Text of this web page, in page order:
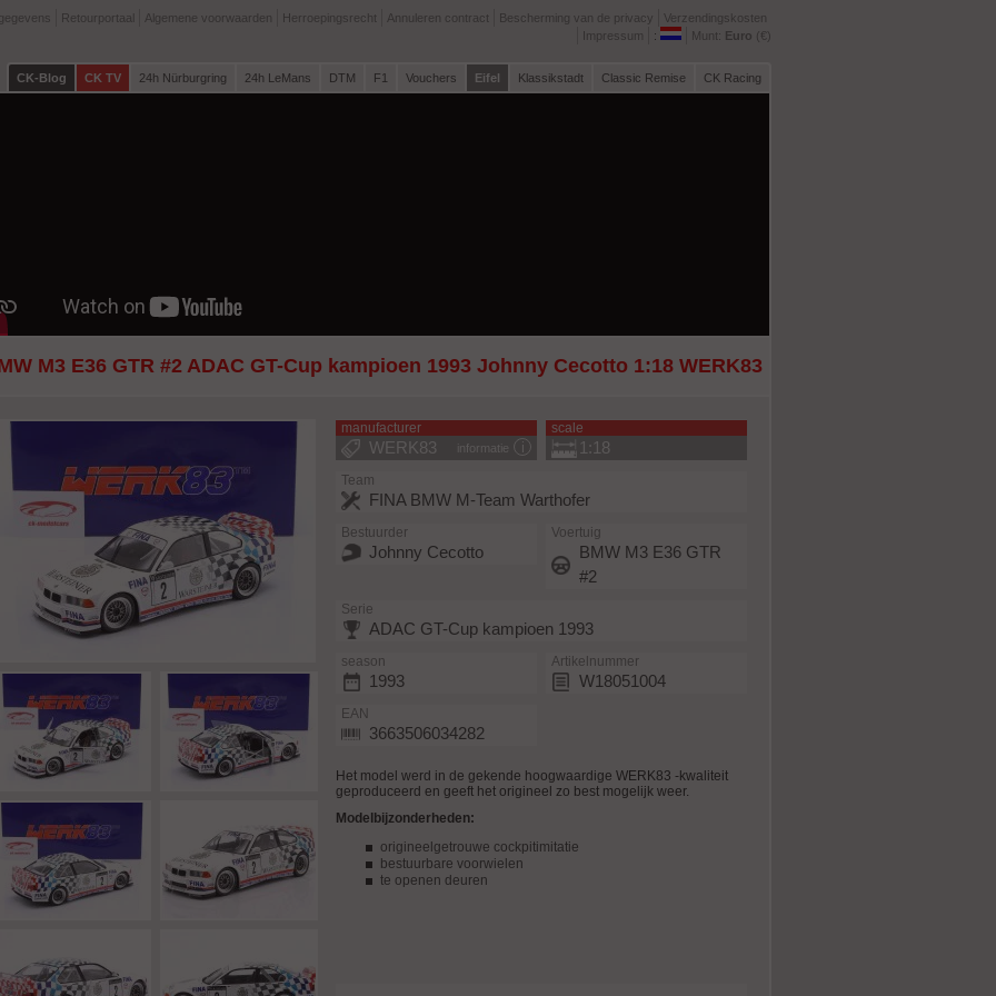
Retourportaal Algemene voorwaarden Herroepingsrecht Annuleren contract Bescherming van de privacy
Verzendingskosten
Impressum
: Munt: Euro (€)
CK-Blog CK TV 24h Nürburgring 24h LeMans DTM F1 Vouchers Eifel Klassikstadt Classic Remise CK Racing
M3 E36 GTR #2 ADAC GT-Cup kampioen 1993 Johnny Cecotto 1:18 WERK83
manufacturer
informatie
WERK83
scale
1:18
Team
FINA BMW M-Team Warthofer
Bestuurder
Johnny Cecotto
Voertuig
BMW M3 E36 GTR
#2
Serie
ADAC GT-Cup kampioen 1993
season
1993
Artikelnummer
W18051004
EAN
3663506034282
Het model werd in de gekende hoogwaardige WERK83 -kwaliteit
geproduceerd en geeft het origineel zo best mogelijk weer.
Modelbijzonderheden:
origineelgetrouwe cockpitimitatie
bestuurbare voorwielen
te openen deuren